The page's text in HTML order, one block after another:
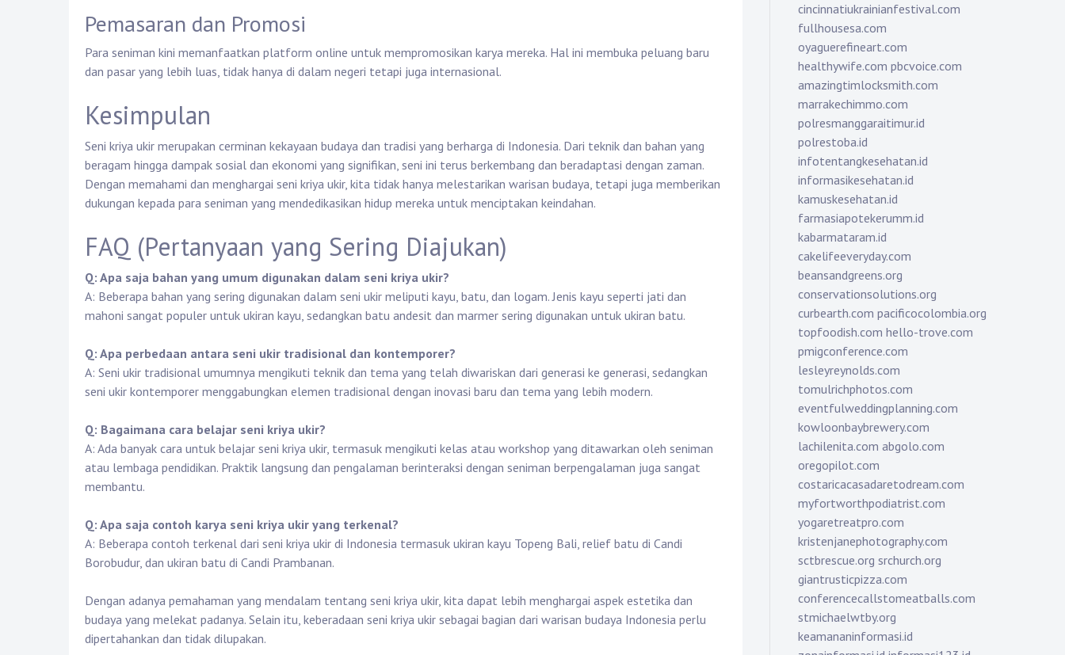
Pemasaran dan Promosi
Para seniman kini memanfaatkan platform online untuk mempromosikan karya mereka. Hal ini membuka peluang baru
dan pasar yang lebih luas, tidak hanya di dalam negeri tetapi juga internasional.
Kesimpulan
Seni kriya ukir merupakan cerminan kekayaan budaya dan tradisi yang berharga di Indonesia. Dari teknik dan bahan yang
beragam hingga dampak sosial dan ekonomi yang signifikan, seni ini terus berkembang dan beradaptasi dengan zaman.
Dengan memahami dan menghargai seni kriya ukir, kita tidak hanya melestarikan warisan budaya, tetapi juga memberikan
dukungan kepada para seniman yang mendedikasikan hidup mereka untuk menciptakan keindahan.
FAQ (Pertanyaan yang Sering Diajukan)
Q: Apa saja bahan yang umum digunakan dalam seni kriya ukir?
A: Beberapa bahan yang sering digunakan dalam seni ukir meliputi kayu, batu, dan logam. Jenis kayu seperti jati dan
mahoni sangat populer untuk ukiran kayu, sedangkan batu andesit dan marmer sering digunakan untuk ukiran batu.
Q: Apa perbedaan antara seni ukir tradisional dan kontemporer?
A: Seni ukir tradisional umumnya mengikuti teknik dan tema yang telah diwariskan dari generasi ke generasi, sedangkan
seni ukir kontemporer menggabungkan elemen tradisional dengan inovasi baru dan tema yang lebih modern.
Q: Bagaimana cara belajar seni kriya ukir?
A: Ada banyak cara untuk belajar seni kriya ukir, termasuk mengikuti kelas atau workshop yang ditawarkan oleh seniman
atau lembaga pendidikan. Praktik langsung dan pengalaman berinteraksi dengan seniman berpengalaman juga sangat
membantu.
Q: Apa saja contoh karya seni kriya ukir yang terkenal?
A: Beberapa contoh terkenal dari seni kriya ukir di Indonesia termasuk ukiran kayu Topeng Bali, relief batu di Candi
Borobudur, dan ukiran batu di Candi Prambanan.
Dengan adanya pemahaman yang mendalam tentang seni kriya ukir, kita dapat lebih menghargai aspek estetika dan
budaya yang melekat padanya. Selain itu, keberadaan seni kriya ukir sebagai bagian dari warisan budaya Indonesia perlu
dipertahankan dan tidak dilupakan.
cincinnatiukrainianfestival.com
fullhousesa.com
oyaguerefineart.com
healthywife.com pbcvoice.com
amazingtimlocksmith.com
marrakechimmo.com
polresmanggaraitimur.id
polrestoba.id
infotentangkesehatan.id
informasikesehatan.id
kamuskesehatan.id
farmasiapotekerumm.id
kabarmataram.id
cakelifeeveryday.com
beansandgreens.org
conservationsolutions.org
curbearth.com pacificocolombia.org
topfoodish.com hello-trove.com
pmigconference.com
lesleyreynolds.com
tomulrichphotos.com
eventfulweddingplanning.com
kowloonbaybrewery.com
lachilenita.com abgolo.com
oregopilot.com
costaricacasadaretodream.com
myfortworthpodiatrist.com
yogaretreatpro.com
kristenjanephotography.com
sctbrescue.org srchurch.org
giantrusticpizza.com
conferencecallstomeatballs.com
stmichaelwtby.org
keamananinformasi.id